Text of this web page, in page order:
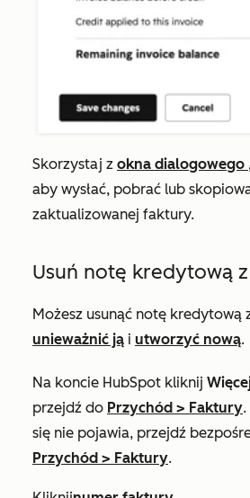
Skorzystaj z okna dialogowego
aby wysłać, pobrać lub
zaktualizowanej faktury.
Usuń notę kredytową
Możesz usunąć notę kredytową
unieważnić ją i utworzyć nową.
Na koncie HubSpot kliknij
przejdź do Przychód > Faktury
się nie pojawia, przejdź
Przychód > Faktury.